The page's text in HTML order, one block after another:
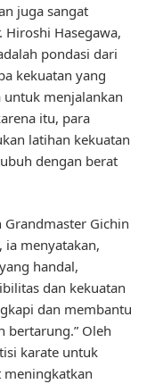
juga sangat
Hasegawa,
pondasi dari
kekuatan yang
menjalankan
itu, para
latihan kekuatan
dengan berat
Grandmaster Gichin
ia menyatakan,
handal,
dan kekuatan
dan membantu
bertarung.” Oleh
karate untuk